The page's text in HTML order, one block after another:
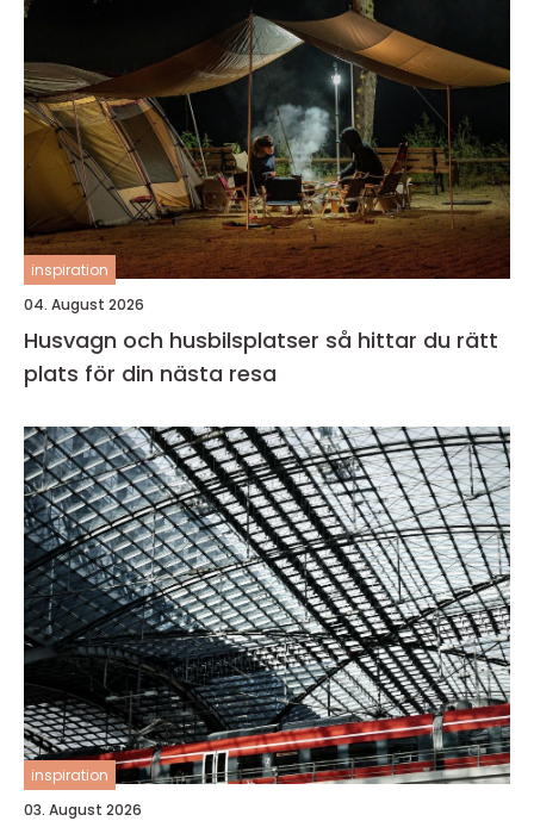
inspiration
04. August 2026
Husvagn och husbilsplatser så hittar du rätt
plats för din nästa resa
inspiration
03. August 2026